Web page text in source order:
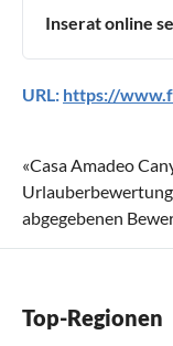
Inserat online
URL: https://
«Casa Amadeo
abgegebenen
Top-Regionen